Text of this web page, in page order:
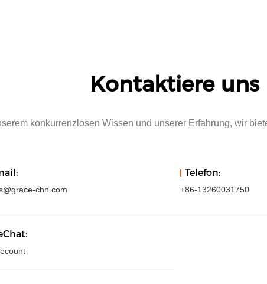
Kontaktiere uns
konkurrenzlosen Wissen und unserer Erfahrung, wir
chn.com
Telefon:
+86-13260031750